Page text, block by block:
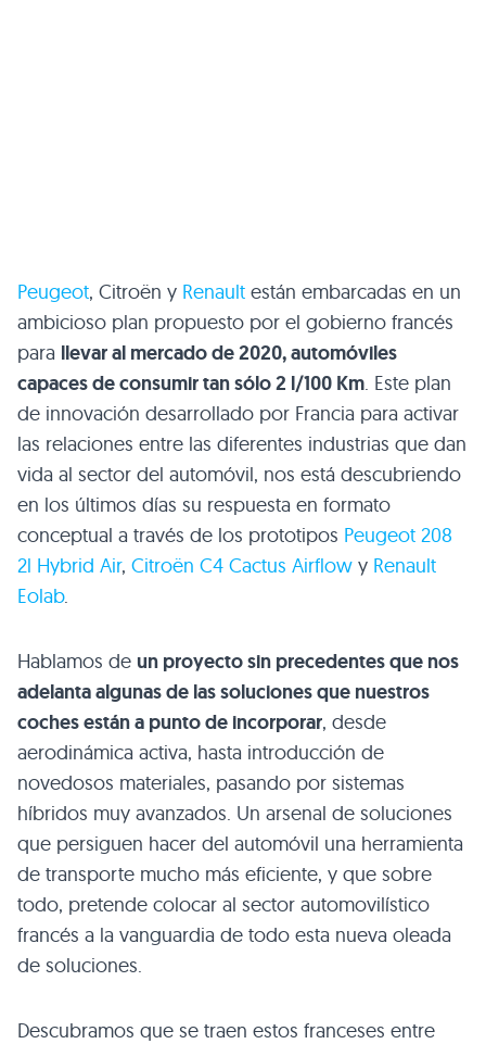
Peugeot, Citroën y Renault están embarcadas en un
ambicioso plan propuesto por el gobierno francés
para llevar al mercado de 2020, automóviles
capaces de consumir tan sólo 2 l/100 Km. Este plan
de innovación desarrollado por Francia para activar
las relaciones entre las diferentes industrias que dan
vida al sector del automóvil, nos está descubriendo
en los últimos días su respuesta en formato
conceptual a través de los prototipos Peugeot 208
2l Hybrid Air, Citroën C4 Cactus Airflow y Renault
Eolab.
Hablamos de un proyecto sin precedentes que nos
adelanta algunas de las soluciones que nuestros
coches están a punto de incorporar, desde
aerodinámica activa, hasta introducción de
novedosos materiales, pasando por sistemas
híbridos muy avanzados. Un arsenal de soluciones
que persiguen hacer del automóvil una herramienta
de transporte mucho más eficiente, y que sobre
todo, pretende colocar al sector automovilístico
francés a la vanguardia de todo esta nueva oleada
de soluciones.
Descubramos que se traen estos franceses entre